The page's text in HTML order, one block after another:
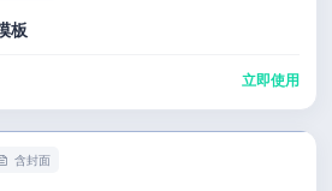
板
立即使用
含封面